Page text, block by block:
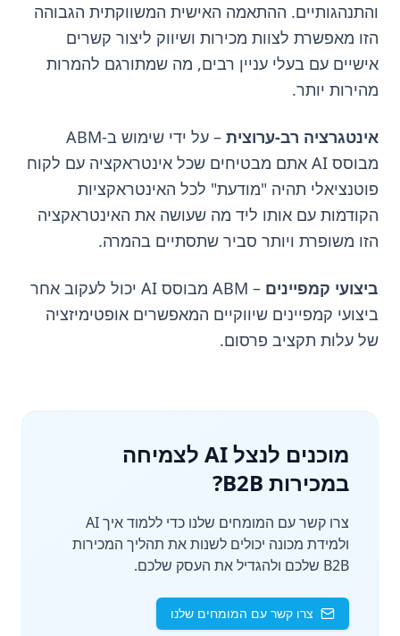
והתנהגותיים. ההתאמה האישית המשווקתית הגבוהה
הזו מאפשרת לצוות מכירות ושיווק ליצור קשרים
אישיים עם בעלי עניין רבים, מה שמתורגם להמרות
מהירות יותר.
אינטגרציה רב-ערוצית
– על ידי שימוש ב-ABM
מבוסס AI אתם מבטיחים שכל אינטראקציה עם לקוח
פוטנציאלי תהיה "מודעת" לכל האינטראקציות
הקודמות עם אותו ליד מה שעושה את האינטראקציה
הזו משופרת ויותר סביר שתסתיים בהמרה.
ביצועי קמפיינים
– ABM מבוסס AI יכול לעקוב אחר
ביצועי קמפיינים שיווקיים המאפשרים אופטימיזציה
של עלות תקציב פרסום.
מוכנים לנצל AI לצמיחה
במכירות B2B?
צרו קשר עם המומחים שלנו כדי ללמוד איך AI
ולמידת מכונה יכולים לשנות את תהליך המכירות
B2B שלכם ולהגדיל את העסק שלכם.
צרו קשר עם המומחים שלנו